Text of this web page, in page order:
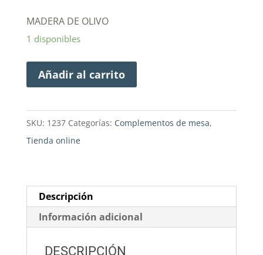
MADERA DE OLIVO
1 disponibles
Añadir al carrito
SKU: 1237 Categorías: Complementos de mesa,
Tienda online
Descripción
Información adicional
DESCRIPCIÓN